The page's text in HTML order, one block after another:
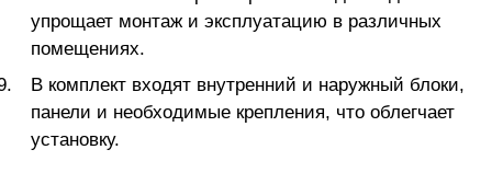
упрощает монтаж и эксплуатацию в различных
помещениях.
В комплект входят внутренний и наружный блоки,
панели и необходимые крепления, что облегчает
установку.